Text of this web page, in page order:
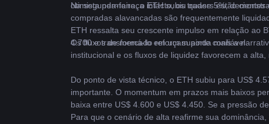
otimista permaneça intacto, os traders estão
Na segunda-feira, o ETH subiu quase 5%,
compradas alavancadas são frequentemente
ETH ressalta seu crescente impulso em relação ao
4.700 e transformá-lo em um suporte confiável.
Os fluxos de mercado reforçam ainda mais a
institucional e os fluxos de liquidez favorecem a
Do ponto de vista técnico, o ETH subiu para US$
importante. O momentum em prazos mais baixos
baixa entre US$ 4.600 e US$ 4.450. Se a pressão
Para que o cenário de alta reafirme sua